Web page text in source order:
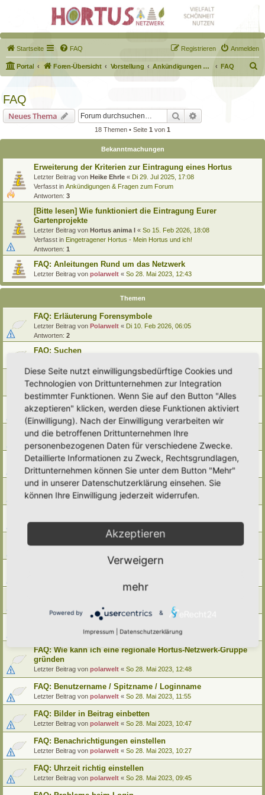
Startseite FAQ Anmelden
Registrieren
Portal Foren-Übersicht Vorstellung Ankündigungen & Fragen zum Forum FAQ
u
FAQ
Neues Thema Suche
18 Themen • Seite 1 von 1
Bekanntmachungen
Erweiterung der Kriterien zur Eintragung eines Hortus
Letzter Beitrag von Heike Ehrle « Di 29. Jul 2025, 17:08
Verfasst in Ankündigungen & Fragen zum Forum
Antworten: 3
[Bitte lesen] Wie funktioniert die Eintragung Eurer
Gartenprojekte
Letzter Beitrag von Hortus anima l « So 15. Feb 2026, 18:08
Verfasst in Eingetragener Hortus - Mein Hortus und ich!
Antworten: 1
FAQ: Anleitungen Rund um das Netzwerk
Letzter Beitrag von polarwelt « So 28. Mai 2023, 12:43
Themen
FAQ: Erläuterung Forensymbole
Letzter Beitrag von Polarwelt « Di 10. Feb 2026, 06:05
Antworten: 2
FAQ: Suchen
FAQ: Entwürfe wiederfinden
Letzter Beitrag von Polarwelt «So 25. Feb 2024, 17:57
FAQ: Direkt zu einem Beitrag springen
Letzter Beitrag von Polarwelt
FAQ: Zum letzten Beitrag springen
Letzter Beitrag von Polarwelt« Mi 21. Jun 2023, 12:36
FAQ: Urheberrecht
Letzter Beitrag vonPolarwelt«Mo 5. Jun 2023, 10:38
FAQ: Karte nach Regionen / Anzeige filtern
Letzter Beitrag vonpolarwelt «Do 1. Jun 2023, 11:05
Letzter Beitrag vonpolarwelt«Do 1. Jun 2023, 10:16
FAQ: Wie kann ich meinen alten Hortus umziehen
FAQ: Wie kann ich meine alte Lebensinsel umziehen
Mo 29. Mai 2023, 10:33
FAQ: Profil ändern / Hortus-Namen hinterlegen
Letzter Beitrag vonpolarwelt «Mo 29. Mai 2023, 08:03
FAQ: Wie kann ich eine regionale Hortus-Netzwerk-Gruppe
gründen
Letzter Beitrag von polarwelt « So 28. Mai 2023, 12:48
FAQ: Benutzername / Spitzname / Loginname
Letzter Beitrag von polarwelt « So 28. Mai 2023, 11:55
FAQ: Bilder in Beitrag einbetten
Letzter Beitrag von polarwelt « So 28. Mai 2023, 10:47
FAQ: Benachrichtigungen einstellen
Letzter Beitrag von polarwelt « So 28. Mai 2023, 10:27
FAQ: Uhrzeit richtig einstellen
Letzter Beitrag von polarwelt « So 28. Mai 2023, 09:45
Diese Seite nutzt einwilligungsbedürftige Cookies und
Technologien von Drittunternehmen zur Integration
bestimmter Funktionen. Wenn Sie auf den Button "Alles
akzeptieren" klicken, werden diese Funktionen aktiviert
(Einwilligung). Nach der Einwilligung verarbeiten wir
und die betroffenen Drittunternehmen Ihre
personenbezogenen Daten für verschiedene Zwecke.
Detaillierte Informationen zu Zweck, Rechtsgrundlagen,
Drittunternehmen können Sie unter dem Button "Mehr"
und in unserer Datenschutzerklärung einsehen. Sie
können Ihre Einwilligung jederzeit widerrufen.
Akzeptieren
Verweigern
mehr
Powered by &
Impressum Datenschutzerklärung